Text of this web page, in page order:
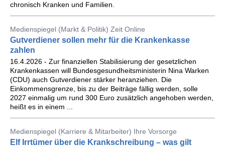
chronisch Kranken und Familien.
Medienspiegel (Markt & Politik) Zeit Online
Gutverdiener sollen mehr für die Krankenkasse
zahlen
16.4.2026 - Zur finanziellen Stabilisierung der gesetzlichen
Krankenkassen will Bundesgesundheitsministerin Nina Warken
(CDU) auch Gutverdiener stärker heranziehen. Die
Einkommensgrenze, bis zu der Beiträge fällig werden, solle
2027 einmalig um rund 300 Euro zusätzlich angehoben werden,
heißt es in einem ...
Medienspiegel (Karriere & Mitarbeiter) Ihre Vorsorge
Elf Irrtümer über die Krankschreibung – was gilt